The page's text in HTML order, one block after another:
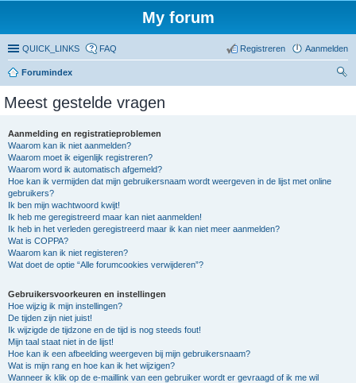
My forum
QUICK_LINKS FAQ Aanmelden
Registreren
Forumindex
Meest gestelde vragen
Aanmelding en registratieproblemen
Waarom kan ik niet aanmelden?
Waarom moet ik eigenlijk registreren?
Waarom word ik automatisch afgemeld?
Hoe kan ik vermijden dat mijn gebruikersnaam wordt weergeven in de lijst met online
gebruikers?
Ik ben mijn wachtwoord kwijt!
Ik heb me geregistreerd maar kan niet aanmelden!
Ik heb in het verleden geregistreerd maar ik kan niet meer aanmelden?
Wat is COPPA?
Waarom kan ik niet registeren?
Wat doet de optie “Alle forumcookies verwijderen”?
Gebruikersvoorkeuren en instellingen
Hoe wijzig ik mijn instellingen?
De tijden zijn niet juist!
Ik wijzigde de tijdzone en de tijd is nog steeds fout!
Mijn taal staat niet in de lijst!
Hoe kan ik een afbeelding weergeven bij mijn gebruikersnaam?
Wat is mijn rang en hoe kan ik het wijzigen?
Wanneer ik klik op de e-maillink van een gebruiker wordt er gevraagd of ik me wil